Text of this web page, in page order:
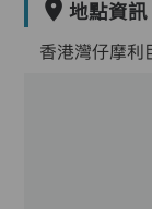
地點資訊
香港灣仔摩利